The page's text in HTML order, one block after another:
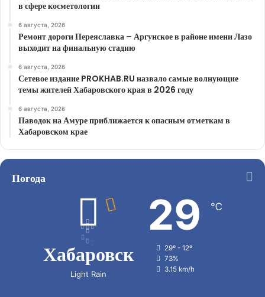
в сфере косметологии
6 августа, 2026
Ремонт дороги Переяславка – Аргунское в районе имени Лазо
выходит на финальную стадию
6 августа, 2026
Сетевое издание PROKHAB.RU назвало самые волнующие
темы жителей Хабаровского края в 2026 году
6 августа, 2026
Паводок на Амуре приближается к опасным отметкам в
Хабаровском крае
Погода
Хабаровск
Light Rain
29 ℃
29º - 12º
73%
3.15 km/h